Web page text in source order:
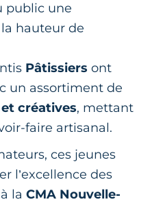
public une
hauteur de
Pâtissiers ont
un assortiment de
créatives, mettant
faire artisanal.
ces jeunes
l’excellence des
la CMA Nouvelle-